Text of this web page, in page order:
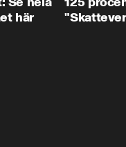
här